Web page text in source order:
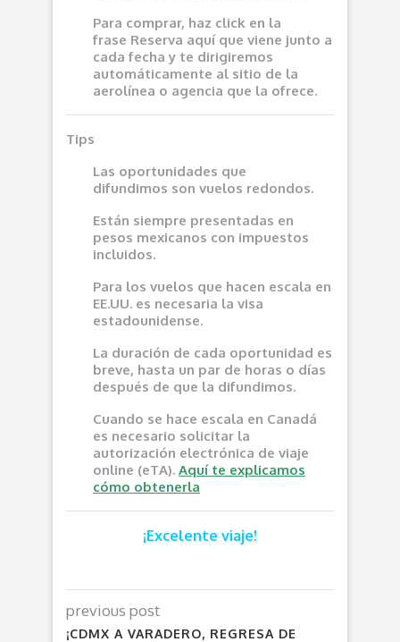
Para comprar, haz click en la
frase Reserva aquí que viene junto a
cada fecha y te dirigiremos
automáticamente al sitio de la
aerolínea o agencia que la ofrece.
Tips
Las oportunidades que
difundimos son vuelos redondos.
Están siempre presentadas en
pesos mexicanos con impuestos
incluidos.
Para los vuelos que hacen escala en
EE.UU. es necesaria la visa
estadounidense.
La duración de cada oportunidad es
breve, hasta un par de horas o días
después de que la difundimos.
Cuando se hace escala en Canadá
es necesario solicitar la
autorización electrónica de viaje
online (eTA). Aquí te explicamos
cómo obtenerla
¡Excelente viaje!
previous post
¡CDMX A VARADERO, REGRESA DE